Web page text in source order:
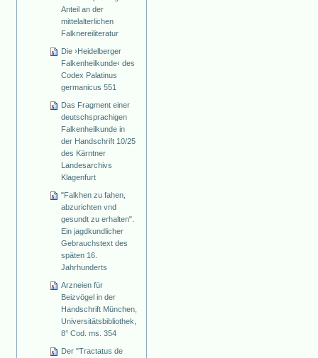
Anteil an der
mittelalterlichen
Falknereiliteratur
Die ›Heidelberger
Falkenheilkunde‹ des
Codex Palatinus
germanicus 551
Das Fragment einer
deutschsprachigen
Falkenheilkunde in
der Handschrift 10/25
des Kärntner
Landesarchivs
Klagenfurt
"Falkhen zu fahen,
abzurichten vnd
gesundt zu erhalten".
Ein jagdkundlicher
Gebrauchstext des
späten 16.
Jahrhunderts
Arzneien für
Beizvögel in der
Handschrift München,
Universitätsbibliothek,
8° Cod. ms. 354
Der "Tractatus de